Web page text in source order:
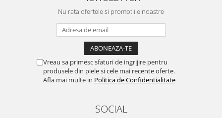
Nu rata ofertele si promotiile noastre
Vreau sa primesc sfaturi de ingrijire pentru
produsele din piele si cele mai recente oferte.
Afla mai multe in Politica de Confidentialitate
SOCIAL